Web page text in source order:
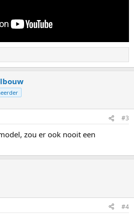
#3
zou er ook nooit een
#4